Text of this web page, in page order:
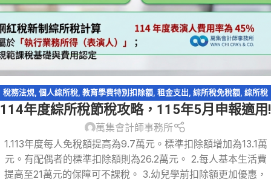
稅務法規, 個人綜所稅, 教育學費特別扣除額, 租金支出, 綜所稅免稅額, 綜所稅
身心障礙扣除額,萬集快訊,薪資所得特別扣除額 輕鬆節稅,輕鬆節稅-綜所稅
114年度綜所稅節稅攻略，115年5月申報適用!
萬集會計師事務所
1.113年度每人免稅額提高為9.7萬元。標準扣除額增加為13.1萬
元。有配偶者的標準扣除額則為26.2萬元。 2.每人基本生活費
提高至21萬元的保障可不課稅。 3.幼兒學前扣除額更加優惠，